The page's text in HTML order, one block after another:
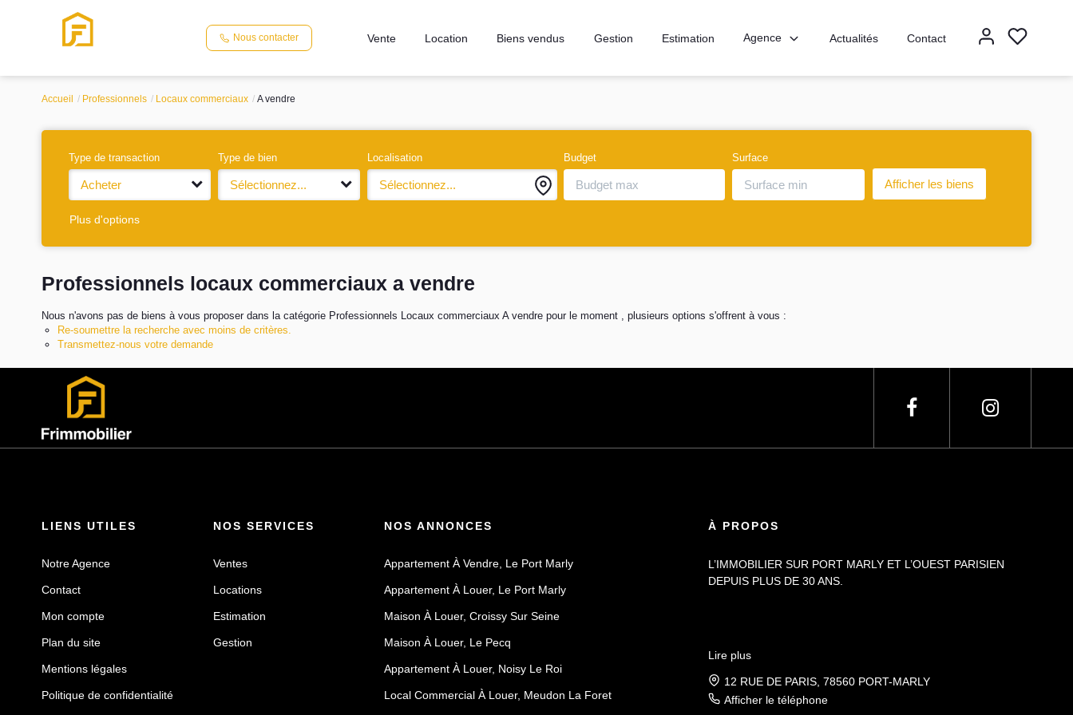
Nous contacter Vente Location Biens vendus Gestion Estimation Agence Actualités Contact
Accueil Professionnels Locaux commerciaux A vendre
Type de transaction
Acheter
Type de bien
Sélectionnez...
Localisation
Sélectionnez...
Budget Surface
Plus d'options
Professionnels locaux commerciaux a vendre
Nous n'avons pas de biens à vous proposer dans la catégorie Professionnels Locaux commerciaux A vendre pour le moment , plusieurs options s'offrent à vous :
Re-soumettre la recherche avec moins de critères.
Transmettez-nous votre demande
LIENS UTILES
Notre Agence
Contact
Mon compte
Plan du site
Mentions légales
Politique de confidentialité
NOS SERVICES
Ventes
Locations
Estimation
Gestion
NOS ANNONCES
Appartement À Vendre, Le Port Marly
Appartement À Louer, Le Port Marly
Maison À Louer, Croissy Sur Seine
Maison À Louer, Le Pecq
Appartement À Louer, Noisy Le Roi
Local Commercial À Louer, Meudon La Foret
À PROPOS
L’IMMOBILIER SUR PORT MARLY ET L’OUEST PARISIEN
DEPUIS PLUS DE 30 ANS.
Lire plus
12 RUE DE PARIS, 78560 PORT-MARLY
Afficher le téléphone